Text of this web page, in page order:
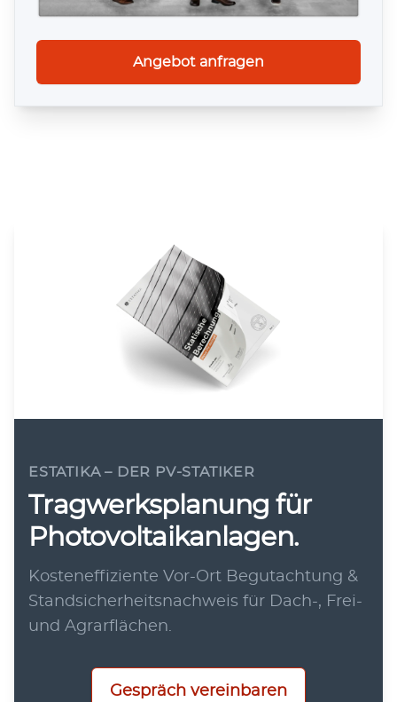
Gründungsjahr Berufsjahre
2.250+
Angebot anfragen
ESTATIKA – DER PV-STATIKER
Tragwerksplanung für
Photovoltaikanlagen.
Kosteneffiziente Vor-Ort Begutachtung &
Standsicherheitsnachweis für Dach-, Frei-
und Agrarflächen.
Gespräch vereinbaren